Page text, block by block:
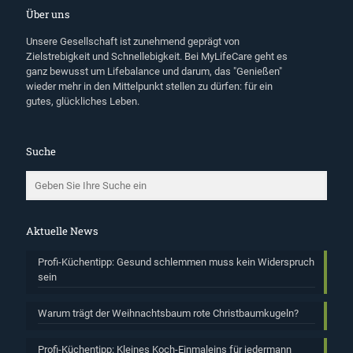
Über uns
Unsere Gesellschaft ist zunehmend geprägt von
Zielstrebigkeit und Schnellebigkeit. Bei MyLifeCare geht es
ganz bewusst um Lifebalance und darum, das "Genießen"
wieder mehr in den Mittelpunkt stellen zu dürfen: für ein
gutes, glückliches Leben.
Suche
Aktuelle News
Profi-Küchentipp: Gesund schlemmen muss kein Widerspruch
sein
Warum trägt der Weihnachtsbaum rote Christbaumkugeln?
Profi-Küchentipp: Kleines Koch-Einmaleins für jedermann